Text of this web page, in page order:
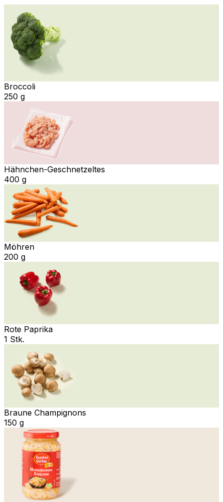
Broccoli
250 g
Hähnchen-Geschnetzeltes
400 g
Möhren
200 g
Rote Paprika
1 Stk.
Braune Champignons
150 g